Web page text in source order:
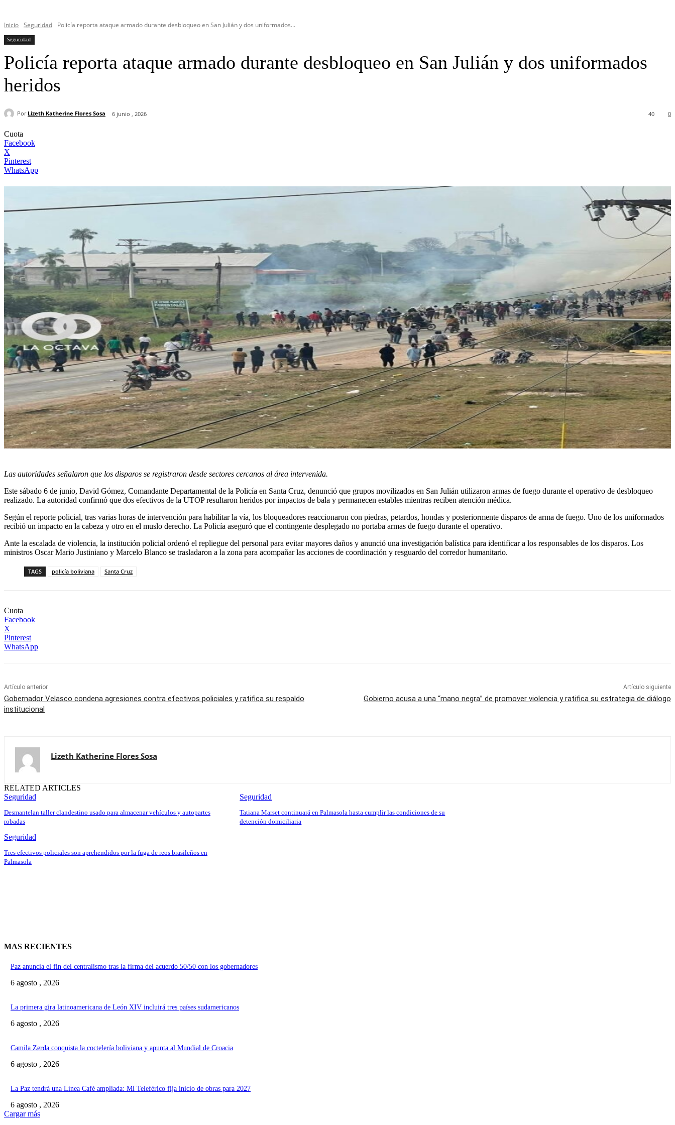
Inicio Seguridad Policía reporta ataque armado durante desbloqueo en San Julián y dos uniformados...
Seguridad
Policía reporta ataque armado durante desbloqueo en San Julián y dos uniformados
heridos
Por Lizeth Katherine Flores Sosa 6 junio , 2026 0
40
Cuota
Facebook
X
Pinterest
WhatsApp
Las autoridades señalaron que los disparos se registraron desde sectores cercanos al área intervenida.
Este sábado 6 de junio, David Gómez, Comandante Departamental de la Policía en Santa Cruz, denunció que grupos movilizados en San Julián utilizaron armas de fuego durante el operativo de desbloqueo
realizado. La autoridad confirmó que dos efectivos de la UTOP resultaron heridos por impactos de bala y permanecen estables mientras reciben atención médica.
Según el reporte policial, tras varias horas de intervención para habilitar la vía, los bloqueadores reaccionaron con piedras, petardos, hondas y posteriormente disparos de arma de fuego. Uno de los uniformados
recibió un impacto en la cabeza y otro en el muslo derecho. La Policía aseguró que el contingente desplegado no portaba armas de fuego durante el operativo.
Ante la escalada de violencia, la institución policial ordenó el repliegue del personal para evitar mayores daños y anunció una investigación balística para identificar a los responsables de los disparos. Los
ministros Oscar Mario Justiniano y Marcelo Blanco se trasladaron a la zona para acompañar las acciones de coordinación y resguardo del corredor humanitario.
TAGS policía boliviana Santa Cruz
Cuota
Facebook
X
Pinterest
WhatsApp
Artículo anterior
Gobernador Velasco condena agresiones contra efectivos policiales y ratifica su respaldo
institucional
Artículo siguiente
Gobierno acusa a una “mano negra” de promover violencia y ratifica su estrategia de diálogo
Lizeth Katherine Flores Sosa
RELATED ARTICLES
Seguridad
Desmantelan taller clandestino usado para almacenar vehículos y autopartes
robadas
Seguridad
Tatiana Marset continuará en Palmasola hasta cumplir las condiciones de su
detención domiciliaria
Seguridad
Tres efectivos policiales son aprehendidos por la fuga de reos brasileños en
Palmasola
MAS RECIENTES
Paz anuncia el fin del centralismo tras la firma del acuerdo 50/50 con los gobernadores
6 agosto , 2026
La primera gira latinoamericana de León XIV incluirá tres países sudamericanos
6 agosto , 2026
Camila Zerda conquista la coctelería boliviana y apunta al Mundial de Croacia
6 agosto , 2026
La Paz tendrá una Línea Café ampliada: Mi Teleférico fija inicio de obras para 2027
6 agosto , 2026
Cargar más